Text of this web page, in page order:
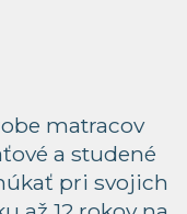
matracov
a studené
pri svojich